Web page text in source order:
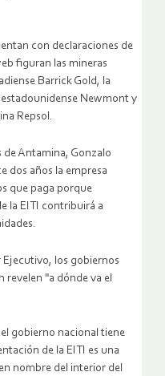
con declaraciones de
figuran las mineras
Barrick Gold, la
Newmont y
Repsol.
Antamina, Gonzalo
dos años la empresa
que paga porque
la EITI contribuirá a
Ejecutivo, los gobiernos
revelen "a dónde va el
gobierno nacional tiene
de la EITI es una
nombre del interior del